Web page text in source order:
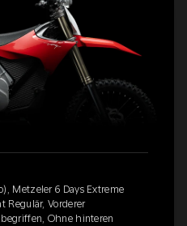
Metzeler 6 Days Extreme
Regulär, Vorderer
Ohne hinteren